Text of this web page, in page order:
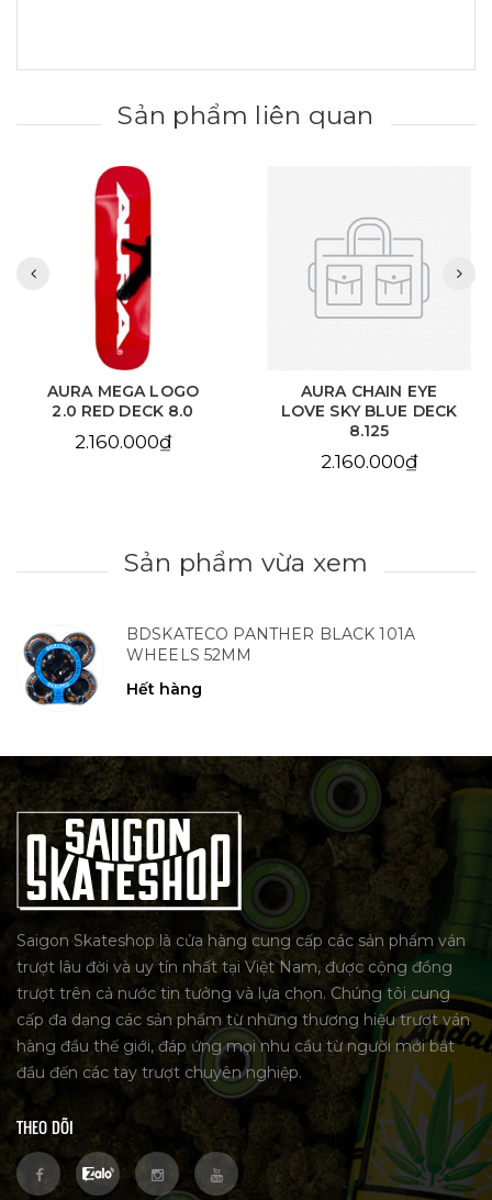
Sản phẩm liên quan
AURA MEGA LOGO
2.0 RED DECK 8.0
2.160.000₫
AURA CHAIN EYE
LOVE SKY BLUE DECK
8.125
2.160.000₫
Sản phẩm vừa xem
BDSKATECO PANTHER BLACK 101A
WHEELS 52MM
Hết hàng
Saigon Skateshop là cửa hàng cung cấp các sản phẩm ván
trượt lâu đời và uy tín nhất tại Việt Nam, được cộng đồng
trượt trên cả nước tin tưởng và lựa chọn. Chúng tôi cung
cấp đa dạng các sản phẩm từ những thương hiệu trượt ván
hàng đầu thế giới, đáp ứng mọi nhu cầu từ người mới bắt
đầu đến các tay trượt chuyên nghiệp.
THEO DÕI